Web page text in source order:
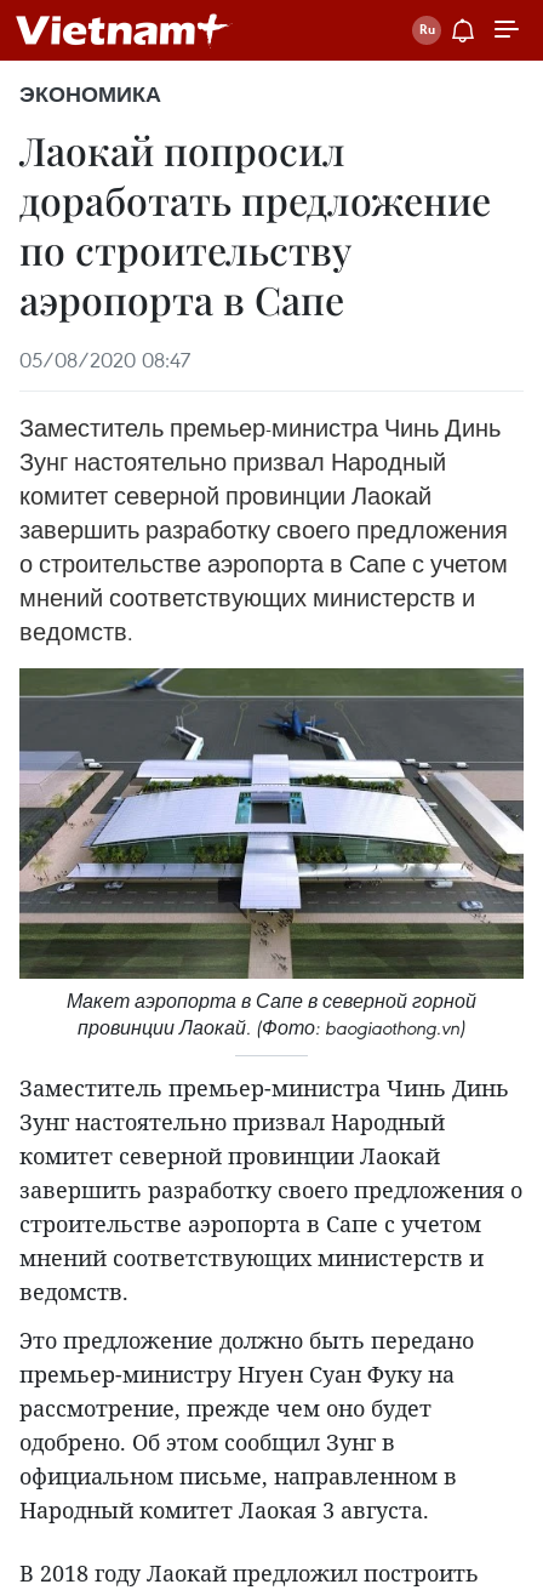
ЭКОНОМИКА
Лаокай попросил
доработать предложение
по строительству
аэропорта в Сапе
05/08/2020 08:47
Заместитель премьер-министра Чинь Динь
Зунг настоятельно призвал Народный
комитет северной провинции Лаокай
завершить разработку своего предложения
о строительстве аэропорта в Сапе с учетом
мнений соответствующих министерств и
ведомств.
Макет аэропорта в Сапе в северной горной
провинции Лаокай. (Фото: baogiaothong.vn)
Заместитель премьер-министра Чинь Динь
Зунг настоятельно призвал Народный
комитет северной провинции Лаокай
завершить разработку своего предложения о
строительстве аэропорта в Сапе с учетом
мнений соответствующих министерств и
ведомств.
Это предложение должно быть передано
премьер-министру Нгуен Суан Фуку на
рассмотрение, прежде чем оно будет
одобрено. Об этом сообщил Зунг в
официальном письме, направленном в
Народный комитет Лаокая 3 августа.
В 2018 году Лаокай предложил построить